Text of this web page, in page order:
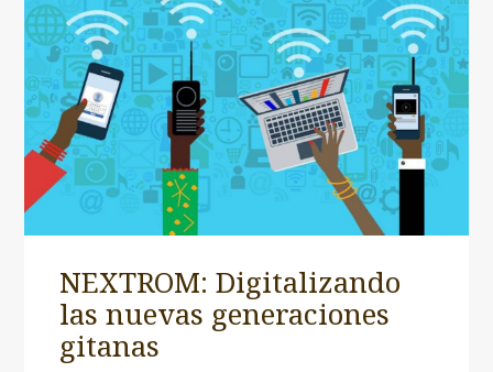
NEXTROM: Digitalizando
las nuevas generaciones
gitanas